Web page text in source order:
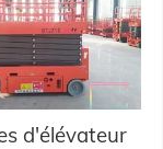
d'élévateur